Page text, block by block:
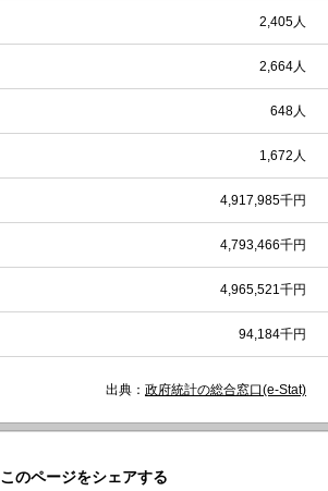
2,405人
2,664人
648人
1,672人
4,917,985千円
4,793,466千円
4,965,521千円
94,184千円
出典： 政府統計の総合窓口(e-Stat)
このページをシェアする